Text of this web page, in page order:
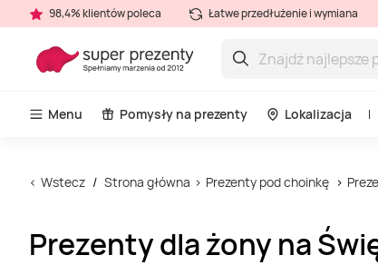
98,4% klientów poleca Łatwe przedłużenie i wymiana
Menu Pomysły na prezenty Lokalizacja
Wstecz Strona główna Prezenty pod choinkę
Prezenty dla żony na